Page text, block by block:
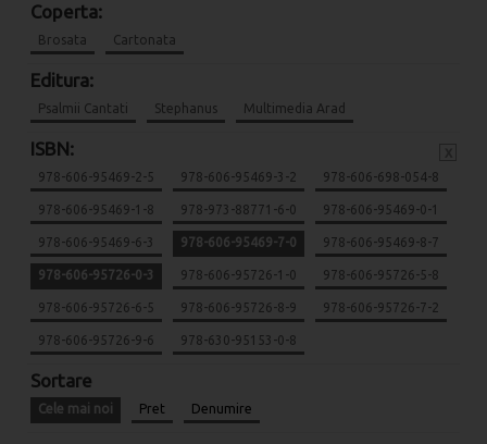
Coperta:
Brosata Cartonata
Editura:
Psalmii Cantati Stephanus Multimedia Arad
ISBN:
978-606-95469-2-5 978-606-95469-3-2 978-606-698-054-8
978-606-95469-1-8 978-973-88771-6-0 978-606-95469-0-1
978-606-95469-6-3 978-606-95469-7-0 978-606-95469-8-7
978-606-95726-0-3 978-606-95726-1-0 978-606-95726-5-8
978-606-95726-6-5 978-606-95726-8-9 978-606-95726-7-2
978-606-95726-9-6 978-630-95153-0-8
Sortare
Cele mai noi Pret Denumire